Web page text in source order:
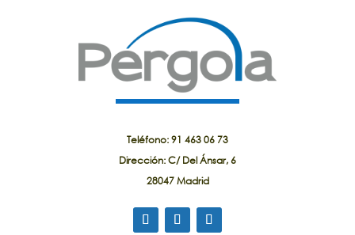
Teléfono: 91 463 06 73
Dirección: C/ Del Ánsar, 6
28047 Madrid